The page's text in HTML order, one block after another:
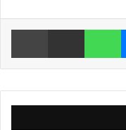
ماسنجر واتساب مشاركة عبر البريد